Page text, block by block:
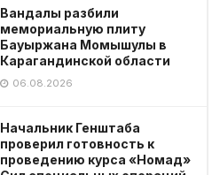
Вандалы разбили
мемориальную плиту
Бауыржана Момышулы в
Карагандинской области
06.08.2026
Начальник Генштаба
проверил готовность к
проведению курса «Номад»